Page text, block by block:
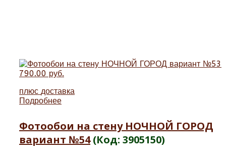
790.00 руб.
плюс доставка
Подробнее
Фотообои на стену НОЧНОЙ ГОРОД
вариант №54 (Код: 3905150)